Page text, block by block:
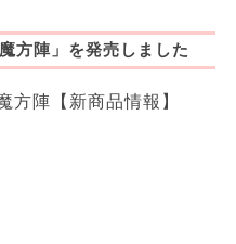
方陣」を発売しました
陣【新商品情報】